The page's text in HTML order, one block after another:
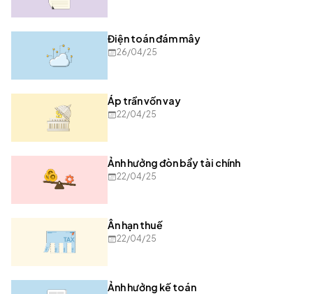
Điện toán đám mây
26/04/25
Áp trần vốn vay
22/04/25
Ảnh hưởng đòn bẩy tài chính
22/04/25
Ân hạn thuế
22/04/25
Ảnh hưởng kế toán